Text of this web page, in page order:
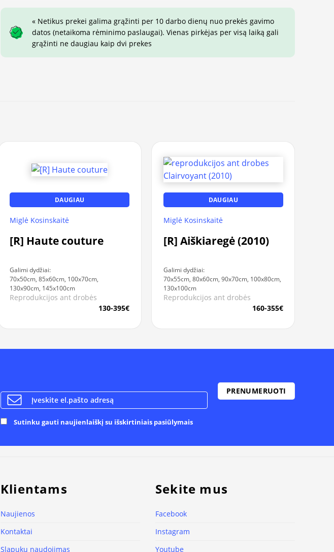
« Netikus prekei galima grąžinti per 10 darbo dienų nuo prekės gavimo
datos (netaikoma rėminimo paslaugai). Vienas pirkėjas per visą laiką gali
grąžinti ne daugiau kaip dvi prekes
DAUGIAU
Miglė Kosinskaitė
[R] Haute couture
Galimi dydžiai:
70x50cm, 85x60cm, 100x70cm,
130x90cm, 145x100cm
Reprodukcijos ant drobės
130-395€
DAUGIAU
Miglė Kosinskaitė
[R] Aiškiaregė (2010)
Galimi dydžiai:
70x55cm, 80x60cm, 90x70cm, 100x80cm,
130x100cm
Reprodukcijos ant drobės
160-355€
Sutinku gauti naujienlaiškį su išskirtiniais pasiūlymais
Klientams
Naujienos
Kontaktai
Slapukų naudojimas
Sekite mus
Facebook
Instagram
Youtube